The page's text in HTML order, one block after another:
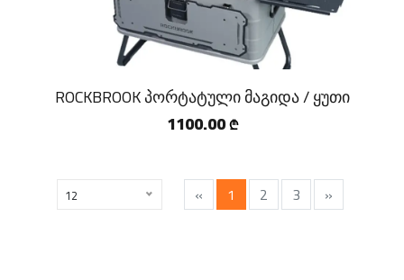
ROCKBROOK პორტატული მაგიდა / ყუთი
1100.00 ₾
12 « 1 2 3 »